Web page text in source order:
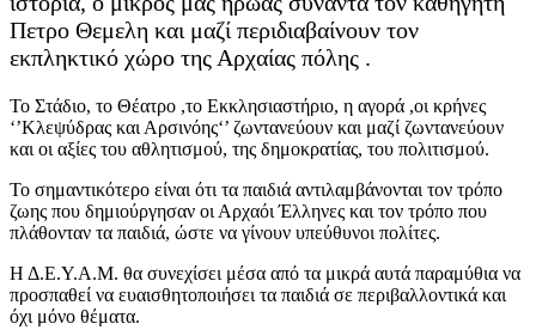
Πετρο Θεμελη και μαζί περιδιαβαίνουν τον
εκπληκτικό χώρο της Αρχαίας πόλης .
Το Στάδιο, το Θέατρο ,το Εκκλησιαστήριο, η αγορά ,οι κρήνες
‘’Κλεψύδρας και Αρσινόης‘’ ζωντανεύουν και μαζί ζωντανεύουν
και οι αξίες του αθλητισμού, της δημοκρατίας, του πολιτισμού.
Το σημαντικότερο είναι ότι τα παιδιά αντιλαμβάνονται τον τρόπο
ζωης που δημιούργησαν οι Αρχαόι Έλληνες και τον τρόπο που
πλάθονταν τα παιδιά, ώστε να γίνουν υπεύθυνοι πολίτες.
Η Δ.Ε.Υ.Α.Μ. θα συνεχίσει μέσα από τα μικρά αυτά παραμύθια να
προσπαθεί να ευαισθητοποιήσει τα παιδιά σε περιβαλλοντικά και
όχι μόνο θέματα.